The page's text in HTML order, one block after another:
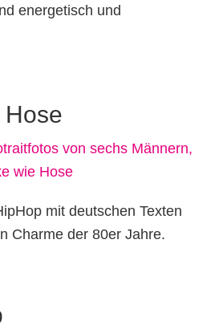
energetisch und
mit deutschen Texten
Charme der 80er Jahre.